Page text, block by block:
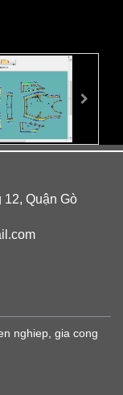
Quận Gò
nghiep, gia cong